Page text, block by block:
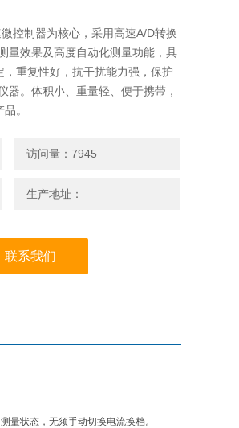
控制器为核心，采用高速A/D转换
量效果及高度自动化测量功能，具
重复性好，抗干扰能力强，保护
器。体积小、重量轻、便于携带，
。
访问量：7945
生产地址：
联系我们
量状态，无须手动切换电流换档。